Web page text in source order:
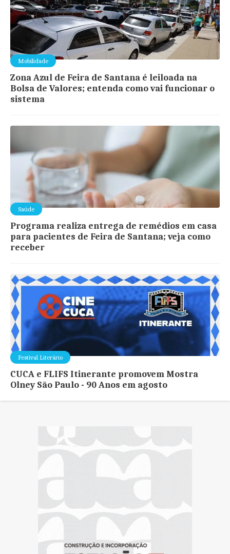
Mobilidade
Zona Azul de Feira de Santana é leiloada na
Bolsa de Valores; entenda como vai funcionar o
sistema
Saúde
Programa realiza entrega de remédios em casa
para pacientes de Feira de Santana; veja como
receber
Festival Literário
CUCA e FLIFS Itinerante promovem Mostra
Olney São Paulo - 90 Anos em agosto